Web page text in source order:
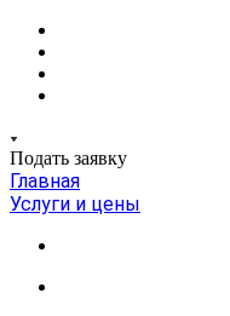
Подать заявку
Главная
Услуги и цены